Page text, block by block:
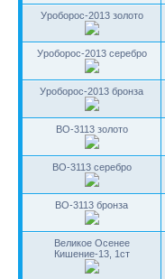
Уроборос-2013 золото
Уроборос-2013 серебро
Уроборос-2013 бронза
BO-3113 золото
BO-3113 серебро
BO-3113 бронза
Великое Осенее
Кишение-13, 1ст